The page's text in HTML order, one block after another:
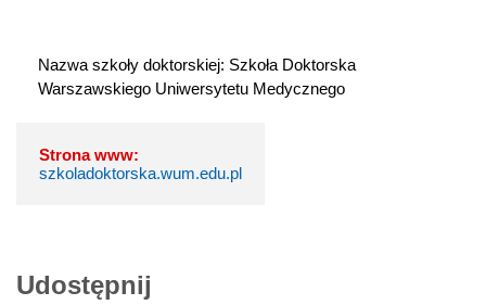
Nazwa szkoły doktorskiej: Szkoła Doktorska
Warszawskiego Uniwersytetu Medycznego
Strona www:
szkoladoktorska.wum.edu.pl
Udostępnij